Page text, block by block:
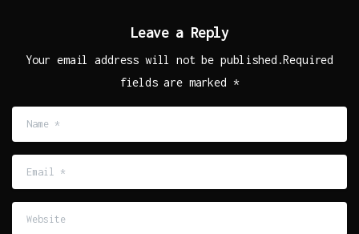
Leave a Reply
Your email address will not be published.Required
fields are marked *
*
Website